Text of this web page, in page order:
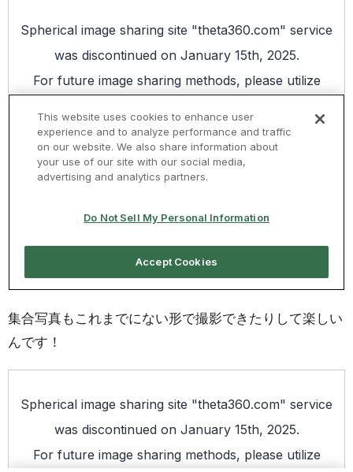
集合写真もこれまでにない形で撮影できたりして楽しい
んです！